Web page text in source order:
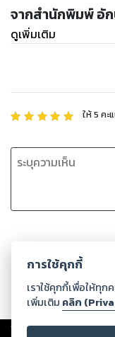
จากสำนักพิมพ์ อั
ดูเพิ่มเติม
ให้5 คะ
Copyright ©2026
การใช้คุกกี้
เราใช้คุกกี้เพื่อให้ทุ
เพิ่มเติม คลิก